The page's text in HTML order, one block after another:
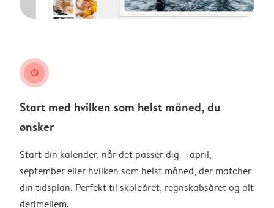
clock
Start med hvilken som helst måned, du
ønsker
Start din kalender, når det passer dig – april,
september eller hvilken som helst måned, der matcher
din tidsplan. Perfekt til skoleåret, regnskabsåret og alt
derimellem.